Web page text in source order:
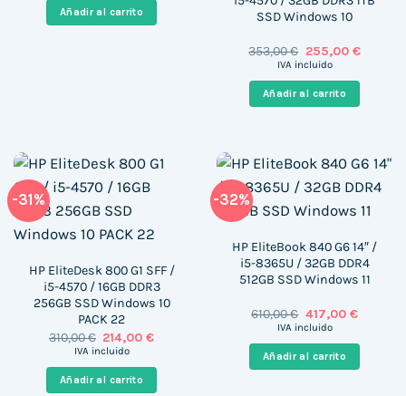
era:
661,00 €.
es:
497,00 €.
Añadir al carrito
SSD Windows 10
353,00€ El
precio
era:
353,00 €.
255,00 €El
es:
255,00
IVA incluido
Añadir al carrito
-31%
HP EliteDesk 800 G1 SFF /
i5-4570 / 16GB DDR3
256GB SSD Windows 10
PACK 22
310,00€ El
precio
era:
310,00 €.
214,00€El
es:
214,00 €.
IVA incluido
Añadir al carrito
-32%
HP EliteBook 840 G6 14″ /
i5-8365U / 32GB DDR4
512GB SSD Windows 11
610,00€ El
precio
era:
610,00 €.
417,00 €El
es:
417,00 €.
IVA incluido
Añadir al carrito